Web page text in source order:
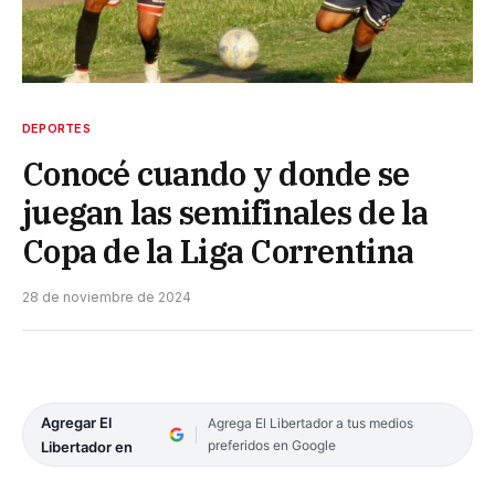
DEPORTES
Conocé cuando y donde se
juegan las semifinales de la
Copa de la Liga Correntina
28 de noviembre de 2024
Agregar El
Libertador en
Agrega El Libertador a tus medios
preferidos en Google